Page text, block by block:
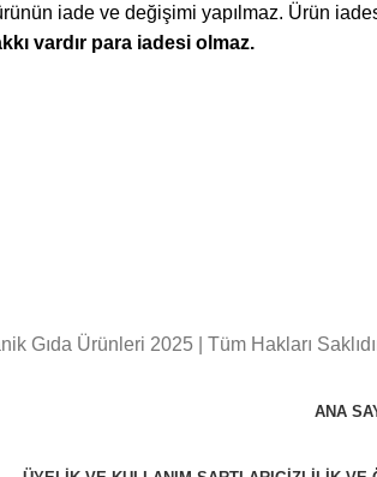
iade ve değişimi yapılmaz. Ürün
vardır para iadesi olmaz.
Gıda Ürünleri 2025 | Tüm Hakları
ANA